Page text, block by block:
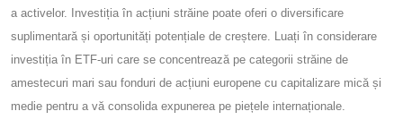
a activelor. Investiția în acțiuni străine poate oferi o diversificare
suplimentară și oportunități potențiale de creștere. Luați în considerare
investiția în ETF-uri care se concentrează pe categorii străine de
amestecuri mari sau fonduri de acțiuni europene cu capitalizare mică și
medie pentru a vă consolida expunerea pe piețele internaționale.